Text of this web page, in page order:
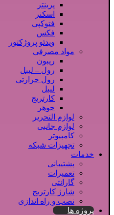
پرینتر
اسکنر
فتوکپی
فکس
ویدئو پروژکتور
مواد مصرفی
ریبون
رول – لیبل
رول حرارتی
لیبل
کارتریج
جوهر
لوازم التحریر
لوازم جانبی
کامپیوتر
تجهیزات شبکه
خدمات
پشتیبانی
تعمیرات
گارانتی
شارژ کارتریج
نصب و راه اندازی
پروژه ها